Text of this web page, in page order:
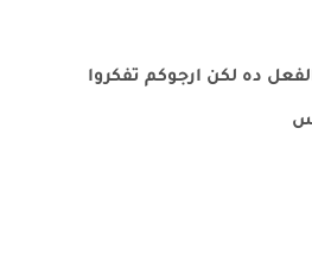
ده لكن ارجوكم تفكروا